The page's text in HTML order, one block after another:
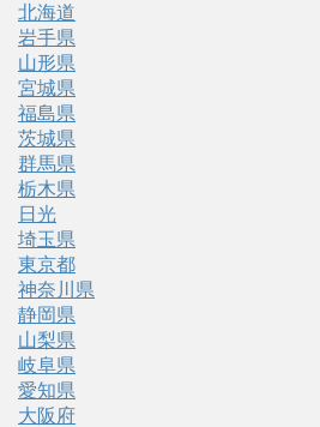
北海道
岩手県
山形県
宮城県
福島県
茨城県
群馬県
栃木県
日光
埼玉県
東京都
神奈川県
静岡県
山梨県
岐阜県
愛知県
大阪府